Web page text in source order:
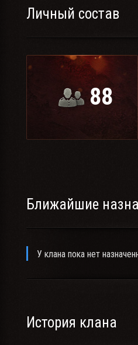
Личный состав
88
Ближайшие
У клана пока нет
История клана